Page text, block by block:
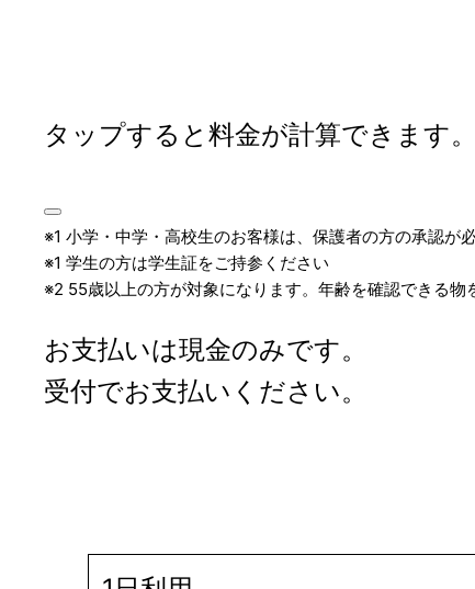
タップすると料金が計算できます。
※1 小学・中学・高校生のお客様は、保護者の方の承認が
※1 学生の方は学生証をご持参ください
※2 55歳以上の方が対象になります。年齢を確認できる物
お支払いは現金のみです。
受付でお支払いください。